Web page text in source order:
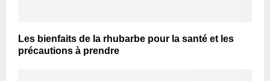
Les bienfaits de la rhubarbe pour la santé et les
précautions à prendre